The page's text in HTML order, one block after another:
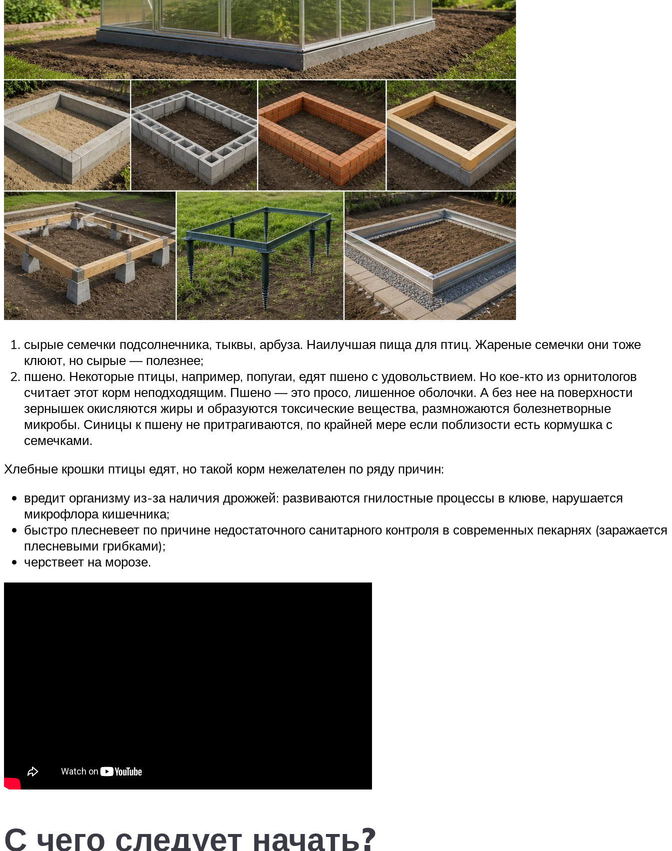
сырые семечки подсолнечника, тыквы, арбуза. Наилучшая пища для птиц. Жареные семечки они тоже
клюют, но сырые — полезнее;
пшено. Некоторые птицы, например, попугаи, едят пшено с удовольствием. Но кое-кто из орнитологов
считает этот корм неподходящим. Пшено — это просо, лишенное оболочки. А без нее на поверхности
зернышек окисляются жиры и образуются токсические вещества, размножаются болезнетворные
микробы. Синицы к пшену не притрагиваются, по крайней мере если поблизости есть кормушка с
семечками.
Хлебные крошки птицы едят, но такой корм нежелателен по ряду причин:
вредит организму из-за наличия дрожжей: развиваются гнилостные процессы в клюве, нарушается
микрофлора кишечника;
быстро плесневеет по причине недостаточного санитарного контроля в современных пекарнях (заражается
плесневыми грибками);
черствеет на морозе.
С чего следует начать?